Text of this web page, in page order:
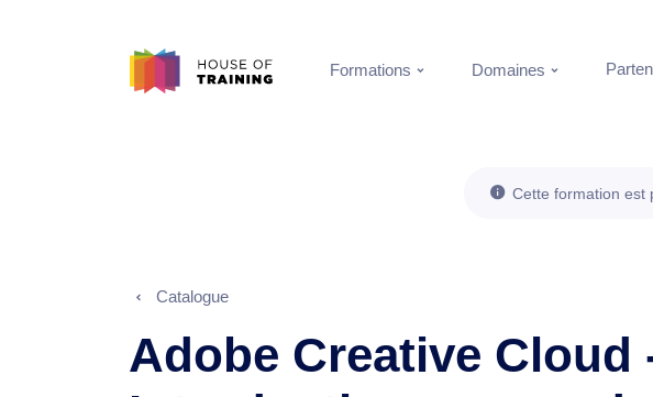
Formations Domaines
Cette formation est
Catalogue
Adobe Creative Cloud